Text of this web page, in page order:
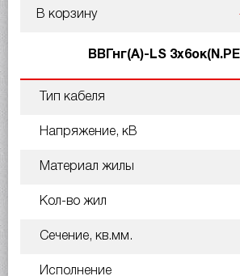
В корзину
ВВГнг(A)-LS
Тип кабеля
Напряжение, кВ
Материал жилы
Кол-во жил
Сечение, кв.мм.
Исполнение